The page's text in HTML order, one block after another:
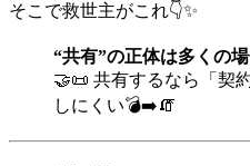
そこで救世主がこれ👇✨
“共有”の正体は多くの
🤝📜 共有するなら「契
しにくい💣➡️🧯